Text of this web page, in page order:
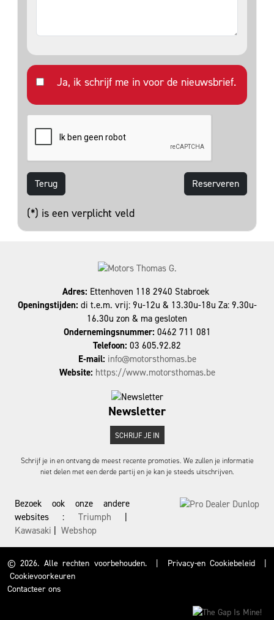
Ja, ik schrijf me in voor de nieuwsbrief.
Terug
(*) is een verplicht veld
Adres: Ettenhoven 118 2940 Stabroek
Openingstijden: di t.e.m. vrij: 9u-12u & 13.30u-18u Za: 9.30u-
16.30u zon & ma gesloten
Ondernemingsnummer: 0462 711 081
Telefoon: 03 605.92.82
E-mail: info@motorsthomas.be
Website: https://www.motorsthomas.be
Newsletter
SCHRIJF JE IN
Schrijf je in en ontvang de meest recente promoties. We zullen je informatie
niet delen met een derde partij en je kan je steeds uitschrijven.
Bezoek ook onze andere
websites : Triumph |
Kawasaki | Webshop
© 2026. Alle rechten voorbehouden. | Privacy-en Cookiebeleid
|
Cookievoorkeuren
Contacteer ons